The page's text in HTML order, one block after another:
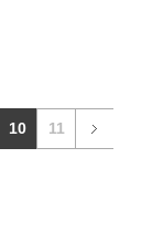
10 11